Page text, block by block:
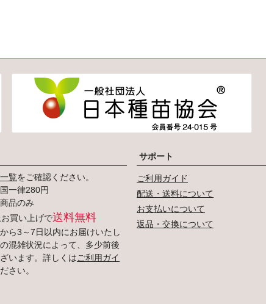
覧をご確認ください。
一律280円
品のみ
買い上げで送料無料
ら3～7日以内にお届けいたし
混雑状況によって、多少前後
います。詳しくはご利用ガイ
さい。
サポート
ご利用ガイド
配送・送料について
お支払いについて
返品・交換について